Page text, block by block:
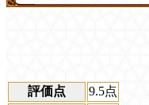
評価点 9.5点